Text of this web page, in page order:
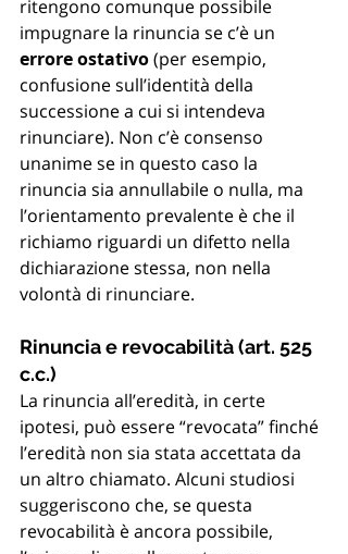
ritengono comunque possibile
impugnare la rinuncia se c’è un
errore ostativo (per esempio,
confusione sull’identità della
successione a cui si intendeva
rinunciare). Non c’è consenso
unanime se in questo caso la
rinuncia sia annullabile o nulla, ma
l’orientamento prevalente è che il
richiamo riguardi un difetto nella
dichiarazione stessa, non nella
volontà di rinunciare.
Rinuncia e revocabilità (art. 525
c.c.)
La rinuncia all’eredità, in certe
ipotesi, può essere “revocata” finché
l’eredità non sia stata accettata da
un altro chiamato. Alcuni studiosi
suggeriscono che, se questa
revocabilità è ancora possibile,